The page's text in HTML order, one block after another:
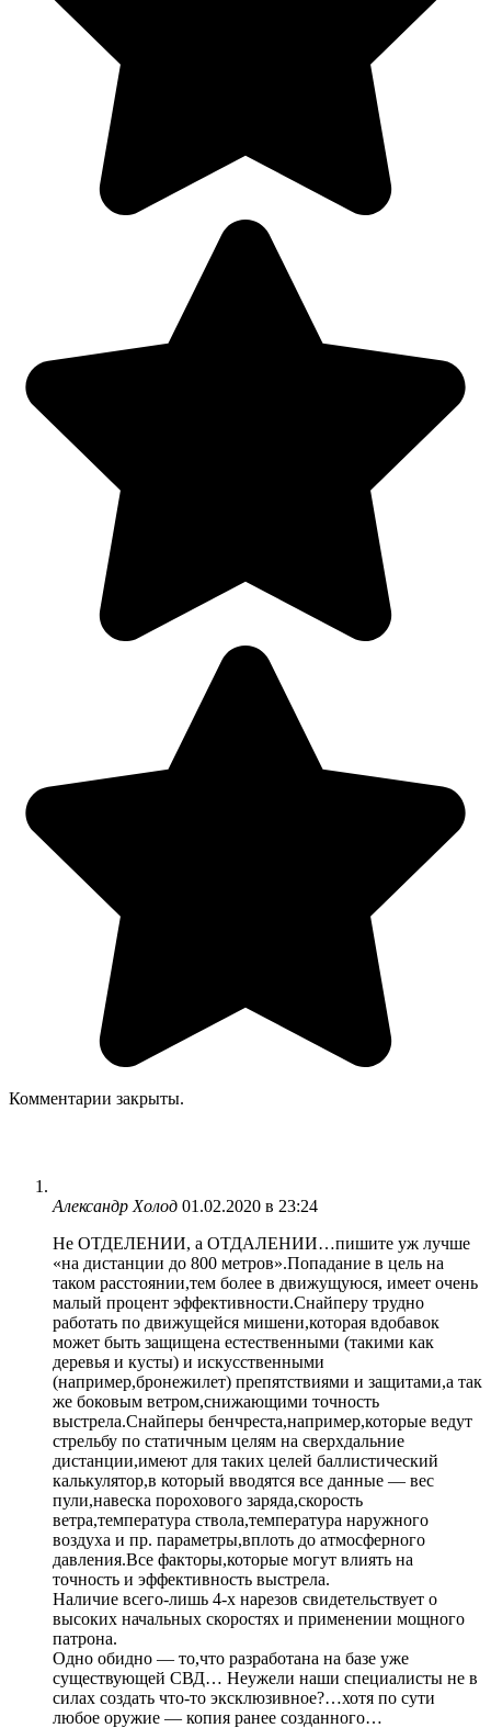
Комментарии закрыты.
Александр Холод 01.02.2020 в 23:24
Не ОТДЕЛЕНИИ, а ОТДАЛЕНИИ…пишите уж лучше
«на дистанции до 800 метров».Попадание в цель на
таком расстоянии,тем более в движущуюся, имеет очень
малый процент эффективности.Снайперу трудно
работать по движущейся мишени,которая вдобавок
может быть защищена естественными (такими как
деревья и кусты) и искусственными
(например,бронежилет) препятствиями и защитами,а так
же боковым ветром,снижающими точность
выстрела.Снайперы бенчреста,например,которые ведут
стрельбу по статичным целям на сверхдальние
дистанции,имеют для таких целей баллистический
калькулятор,в который вводятся все данные — вес
пули,навеска порохового заряда,скорость
ветра,температура ствола,температура наружного
воздуха и пр. параметры,вплоть до атмосферного
давления.Все факторы,которые могут влиять на
точность и эффективность выстрела.
Наличие всего-лишь 4-х нарезов свидетельствует о
высоких начальных скоростях и применении мощного
патрона.
Одно обидно — то,что разработана на базе уже
существующей СВД… Неужели наши специалисты не в
силах создать что-то эксклюзивное?…хотя по сути
любое оружие — копия ранее созданного…